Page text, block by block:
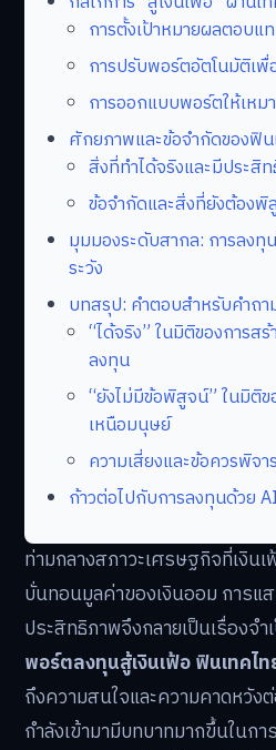
การตั้งเป้าหมายผลตอบแ
การปรับพอร์ตอัตโนมัติเพื่
การออกแบบพอร์ตให้เหม
ศักยภาพและข้อจำกัดของฟิ
สิ่งที่ทำได้จริงและมีประสิ
ข้อจำกัดและสิ่งที่ยังต้องพิ
มุมมองระดับสากล: การลงทุ
ระวัง
บทสรุป: คำตอบสำหรับคำถา
“ได้จริง” ในมิติของการส
ลงทุน
“ยังไม่มีข้อพิสูจน์” ในมิติ
เหนือมนุษย์
ความเสี่ยงและข้อควรพิจ
ก้าวต่อไปกับการลงทุนด้วย AI
ท่ามกลางสภาวะเศรษฐกิจที่เงิน
บั่นทอนมูลค่าของเงินออม การแ
ประสิทธิภาพจึงกลายเป็นเรื่องจำ
พอร์ตลงทุนสู้เงินเฟ้อ ฟินเทคไท
ถึงความสนใจและความคาดหวังต่
กำลังเข้ามามีบทบาทมากขึ้นในก